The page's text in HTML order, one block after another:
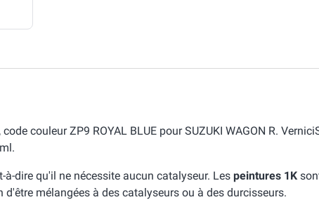
couleur ZP9 ROYAL BLUE pour SUZUKI WAGON R.
dire qu'il ne nécessite aucun catalyseur. Les peintures 1K
mélangées à des catalyseurs ou à des durcisseurs.